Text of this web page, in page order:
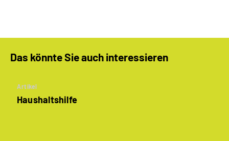
Das könnte Sie auch interessieren
Artikel
Haushaltshilfe